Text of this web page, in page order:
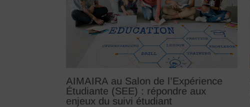
AIMAIRA au Salon de l’Expérience
Étudiante (SEE) : répondre aux
enjeux du suivi étudiant